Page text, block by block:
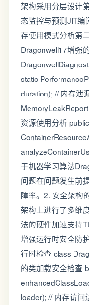
架构采用分层设计
态监控与预测JIT编
存使用模式分析第
Dragonwell17增强
static
duration); // 内存泄
资源使用分析
于机器学习算法
问题在问题发生前
障率。2. 安全架构
架构上进行了多维
法的硬件加速支持
增强运行时安全防
行时检查 class
的类加载安全检查
loader); // 内存访问